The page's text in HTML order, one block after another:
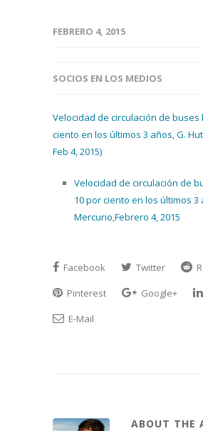
FEBRERO 4, 2015
SOCIOS EN LOS MEDIOS
Velocidad de circulación de buses
ciento en los últimos 3 años, G.
Feb 4, 2015)
Velocidad de circulación de
10 por ciento en los últimos 3
Mercurio,Febrero 4, 2015
Facebook Twitter
Pinterest
Google+
E-Mail
ABOUT THE